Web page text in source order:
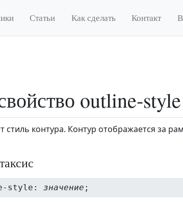
Статьи Как сделать Контакт
outline-style
стиль контура. Контур отображается за
style: значение ;